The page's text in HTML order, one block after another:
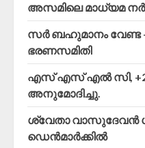
അസമിലെ മാധ്യമ
സർ ബഹുമാനം വേണ്ട
ഭരണസമിതി
എസ് എസ് എൽ സി, +2
അനുമോദിച്ചു.
ശ്വേതാ വാസുദേവൻ
ഡെൻമാർക്കിൽ